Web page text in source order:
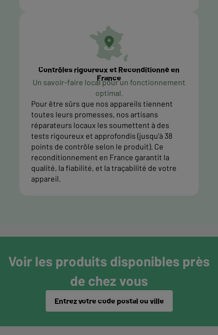
Contrôles rigoureux et Reconditionné en
France
Un savoir-faire local pour un fonctionnement
optimal.
Pour être sûrs que nos appareils tiennent
toutes leurs promesses, nos artisans
réparateurs locaux les soumettent à des
tests rigoureux et approfondis (jusqu'à 38
points de contrôle selon le produit). Ce
reconditionnement en France garantit la
qualité, la fiabilité, et la traçabilité de votre
appareil.
Voir les produits disponibles près
de chez vous
Entrez votre code postal ou ville